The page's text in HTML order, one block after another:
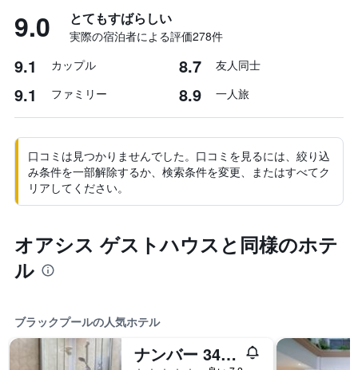
9.0 とてもすばらしい
実際の宿泊者による評価278​件
9.1 カップル 8.7 友人同士
9.1 ファミリー 8.9 一人旅
口コミは見つかりませんでした。口コミを見るには、絞り込
み条件を一部解除するか、検索条件を変更、またはすべてク
リアしてください。
オアシス ゲストハウスと同様のホテ
ル
ブラックプールの人気ホテル
ナンバー 34 バンスロード